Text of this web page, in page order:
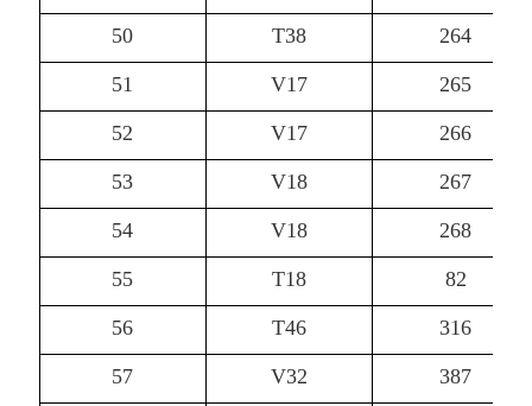
50 T38 264
51 V17 265
52 V17 266
53 V18 267
54 V18 268
55 T18 82
56 T46 316
57 V32 387